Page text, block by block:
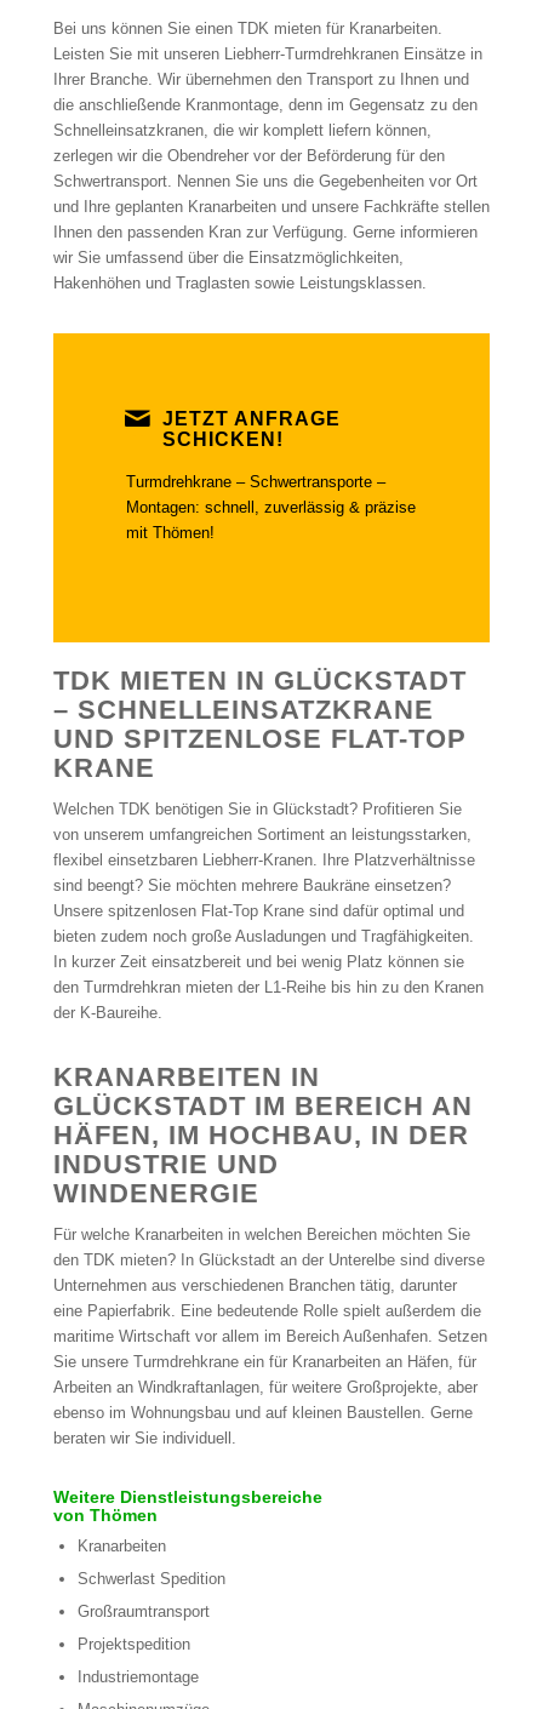
Bei uns können Sie einen TDK mieten für Kranarbeiten.
Leisten Sie mit unseren Liebherr-Turmdrehkranen Einsätze in
Ihrer Branche. Wir übernehmen den Transport zu Ihnen und
die anschließende Kranmontage, denn im Gegensatz zu den
Schnelleinsatzkranen, die wir komplett liefern können,
zerlegen wir die Obendreher vor der Beförderung für den
Schwertransport. Nennen Sie uns die Gegebenheiten vor Ort
und Ihre geplanten Kranarbeiten und unsere Fachkräfte stellen
Ihnen den passenden Kran zur Verfügung. Gerne informieren
wir Sie umfassend über die Einsatzmöglichkeiten,
Hakenhöhen und Traglasten sowie Leistungsklassen.
JETZT ANFRAGE
SCHICKEN!
Turmdrehkrane – Schwertransporte –
Montagen: schnell, zuverlässig & präzise
mit Thömen!
TDK MIETEN IN GLÜCKSTADT
– SCHNELLEINSATZKRANE
UND SPITZENLOSE FLAT-TOP
KRANE
Welchen TDK benötigen Sie in Glückstadt? Profitieren Sie
von unserem umfangreichen Sortiment an leistungsstarken,
flexibel einsetzbaren Liebherr-Kranen. Ihre Platzverhältnisse
sind beengt? Sie möchten mehrere Baukräne einsetzen?
Unsere spitzenlosen Flat-Top Krane sind dafür optimal und
bieten zudem noch große Ausladungen und Tragfähigkeiten.
In kurzer Zeit einsatzbereit und bei wenig Platz können sie
den Turmdrehkran mieten der L1-Reihe bis hin zu den Kranen
der K-Baureihe.
KRANARBEITEN IN
GLÜCKSTADT IM BEREICH AN
HÄFEN, IM HOCHBAU, IN DER
INDUSTRIE UND
WINDENERGIE
Für welche Kranarbeiten in welchen Bereichen möchten Sie
den TDK mieten? In Glückstadt an der Unterelbe sind diverse
Unternehmen aus verschiedenen Branchen tätig, darunter
eine Papierfabrik. Eine bedeutende Rolle spielt außerdem die
maritime Wirtschaft vor allem im Bereich Außenhafen. Setzen
Sie unsere Turmdrehkrane ein für Kranarbeiten an Häfen, für
Arbeiten an Windkraftanlagen, für weitere Großprojekte, aber
ebenso im Wohnungsbau und auf kleinen Baustellen. Gerne
beraten wir Sie individuell.
Weitere Dienstleistungsbereiche
von Thömen
Kranarbeiten
Schwerlast Spedition
Großraumtransport
Projektspedition
Industriemontage